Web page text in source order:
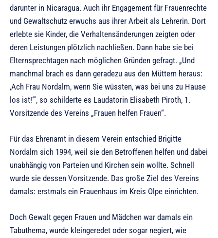
darunter in Nicaragua. Auch ihr Engagement für Frauenrechte
und Gewaltschutz erwuchs aus ihrer Arbeit als Lehrerin. Dort
erlebte sie Kinder, die Verhaltensänderungen zeigten oder
deren Leistungen plötzlich nachließen. Dann habe sie bei
Elternsprechtagen nach möglichen Gründen gefragt. „Und
manchmal brach es dann geradezu aus den Müttern heraus:
,Ach Frau Nordalm, wenn Sie wüssten, was bei uns zu Hause
los ist!‘“, so schilderte es Laudatorin Elisabeth Piroth, 1.
Vorsitzende des Vereins „Frauen helfen Frauen“.
Für das Ehrenamt in diesem Verein entschied Brigitte
Nordalm sich 1994, weil sie den Betroffenen helfen und dabei
unabhängig von Parteien und Kirchen sein wollte. Schnell
wurde sie dessen Vorsitzende. Das große Ziel des Vereins
damals: erstmals ein Frauenhaus im Kreis Olpe einrichten.
Doch Gewalt gegen Frauen und Mädchen war damals ein
Tabuthema, wurde kleingeredet oder sogar negiert, wie